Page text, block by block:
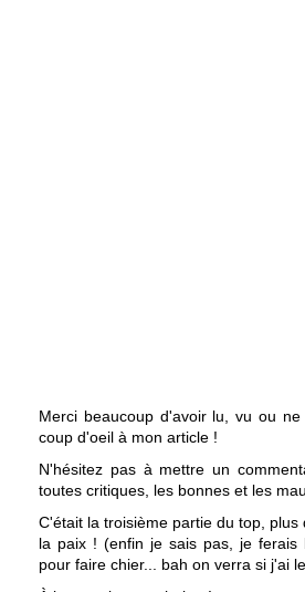
Merci beaucoup d'avoir lu, vu ou
coup d'oeil à mon article !
N'hésitez pas à mettre un
toutes critiques, les bonnes et les
C'était la troisième partie du top, plus
la paix ! (enfin je sais pas, je ferais
pour faire chier... bah on verra si j'ai